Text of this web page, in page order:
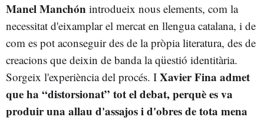
Manel Manchón introdueix nous elements, com la
necessitat d'eixamplar el mercat en llengua catalana, i de
com es pot aconseguir des de la pròpia literatura, des de
creacions que deixin de banda la qüestió identitària.
Sorgeix l'experiència del procés. I Xavier Fina admet
que ha “distorsionat” tot el debat, perquè es va
produir una allau d'assajos i d'obres de tota mena